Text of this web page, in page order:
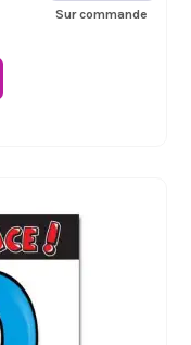
Sur commande